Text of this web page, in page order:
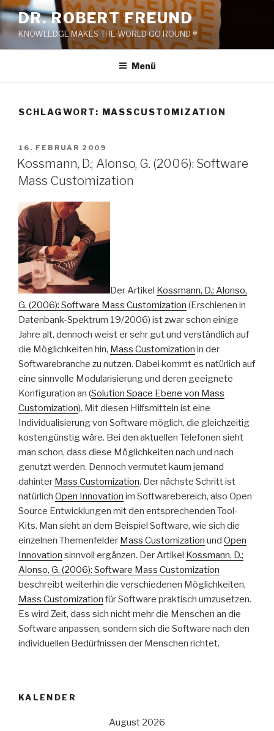
Zum
Inhalt
springen
DR. ROBERT FREUND
KNOWLEDGE MAKES THE WORLD GO ROUND ®
Menü
SCHLAGWORT: MASSCUSTOMIZATION
VERÖFFENTLICHT
AM
16. FEBRUAR 2009
Kossmann, D.; Alonso, G. (2006): Software
Mass Customization
Der Artikel Kossmann, D.; Alonso,
G. (2006): Software Mass Customization (Erschienen in
Datenbank-Spektrum 19/2006) ist zwar schon einige
Jahre alt, dennoch weist er sehr gut und verständlich auf
die Möglichkeiten hin, Mass Customization in der
Softwarebranche zu nutzen. Dabei kommt es natürlich auf
eine sinnvolle Modularisierung und deren geeignete
Konfiguration an (Solution Space Ebene von Mass
Customization). Mit diesen Hilfsmitteln ist eine
Individualisierung von Software möglich, die gleichzeitig
kostengünstig wäre. Bei den aktuellen Telefonen sieht
man schon, dass diese Möglichkeiten nach und nach
genutzt werden. Dennoch vermutet kaum jemand
dahinter Mass Customization. Der nächste Schritt ist
natürlich Open Innovation im Softwarebereich, also Open
Source Entwicklungen mit den entsprechenden Tool-
Kits. Man sieht an dem Beispiel Software, wie sich die
einzelnen Themenfelder Mass Customization und Open
Innovation sinnvoll ergänzen. Der Artikel Kossmann, D.;
Alonso, G. (2006): Software Mass Customization
beschreibt weiterhin die verschiedenen Möglichkeiten,
Mass Customization für Software praktisch umzusetzen.
Es wird Zeit, dass sich nicht mehr die Menschen an die
Software anpassen, sondern sich die Software nach den
individuellen Bedürfnissen der Menschen richtet.
KALENDER
August 2026